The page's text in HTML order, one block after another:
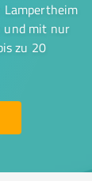
und mit nur
zu 20